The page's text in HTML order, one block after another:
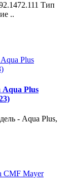
Тип
..
Aqua Plus
- Aqua Plus,